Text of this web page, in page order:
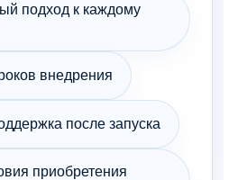
подход к каждому
внедрения
после запуска
приобретения